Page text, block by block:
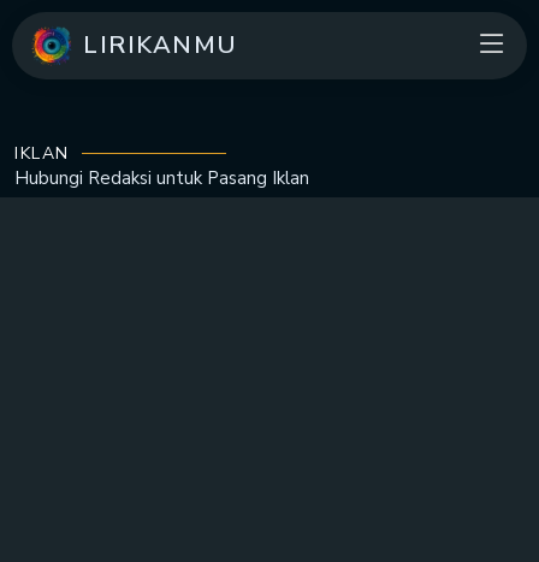
LIRIKANMU
IKLAN
Hubungi Redaksi untuk Pasang Iklan